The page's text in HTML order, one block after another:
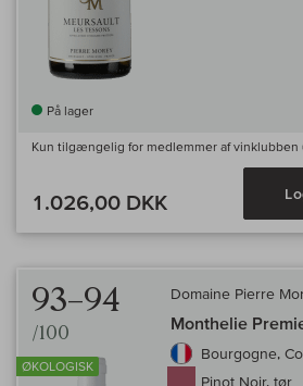
På lager
Kun tilgængelig for medlemmer af vinklubben
1.026,00 DKK
93–94
/100
ØKOLOGISK
Domaine Pierre
Monthelie
Bourgogne,
Pinot Noir, tør